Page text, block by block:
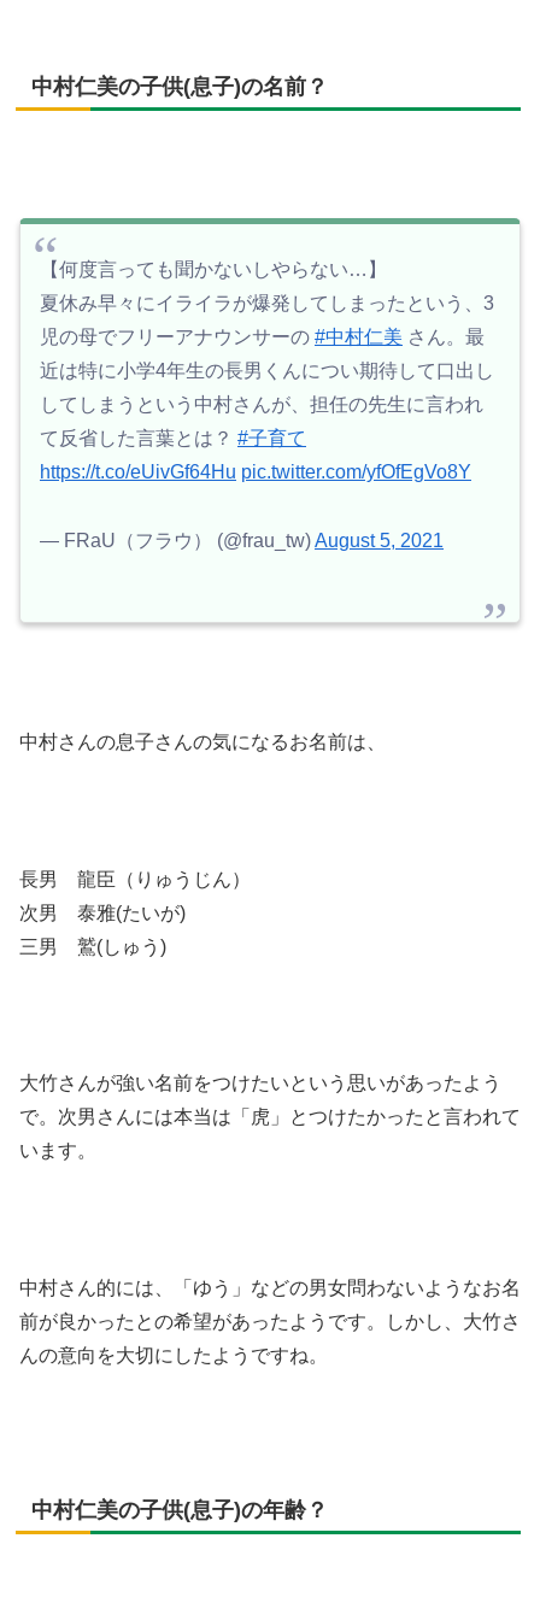
中村仁美の子供(息子)の名前？
【何度言っても聞かないしやらない…】
夏休み早々にイライラが爆発してしまったという、3
児の母でフリーアナウンサーの #中村仁美 さん。最
近は特に小学4年生の長男くんについ期待して口出し
してしまうという中村さんが、担任の先生に言われ
て反省した言葉とは？ #子育て
https://t.co/eUivGf64Hu pic.twitter.com/yfOfEgVo8Y
— FRaU（フラウ） (@frau_tw)August 5, 2021
中村さんの息子さんの気になるお名前は、
長男 龍臣（りゅうじん）
次男 泰雅(たいが)
三男 鷲(しゅう)
大竹さんが強い名前をつけたいという思いがあったよう
で。次男さんには本当は「虎」とつけたかったと言われて
います。
中村さん的には、「ゆう」などの男女問わないようなお名
前が良かったとの希望があったようです。しかし、大竹さ
んの意向を大切にしたようですね。
中村仁美の子供(息子)の年齢？